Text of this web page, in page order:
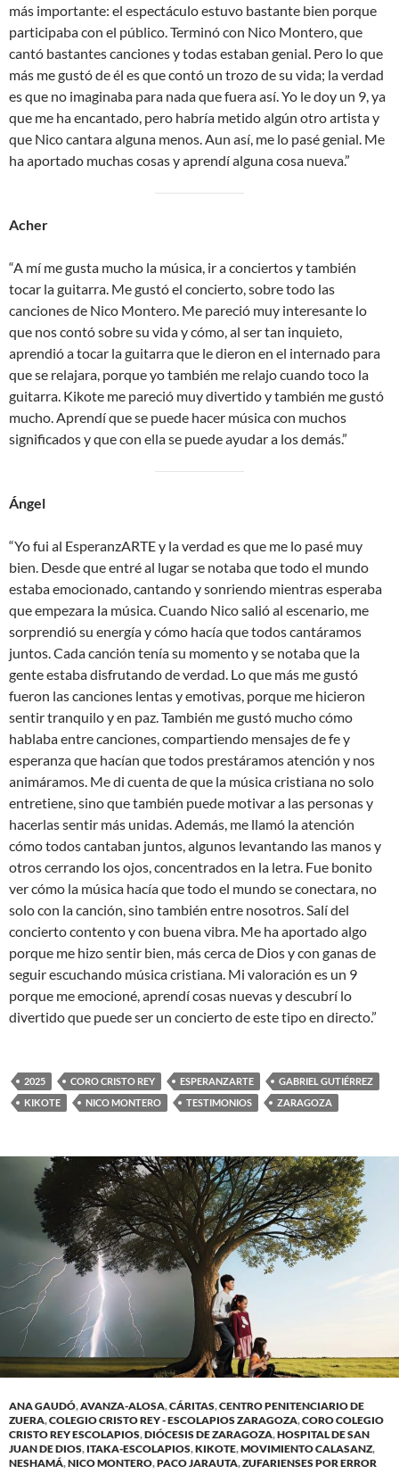
más importante: el espectáculo estuvo bastante bien porque
participaba con el público. Terminó con Nico Montero, que
cantó bastantes canciones y todas estaban genial. Pero lo que
más me gustó de él es que contó un trozo de su vida; la verdad
es que no imaginaba para nada que fuera así. Yo le doy un 9, ya
que me ha encantado, pero habría metido algún otro artista y
que Nico cantara alguna menos. Aun así, me lo pasé genial. Me
ha aportado muchas cosas y aprendí alguna cosa nueva.”
Acher
“A mí me gusta mucho la música, ir a conciertos y también
tocar la guitarra. Me gustó el concierto, sobre todo las
canciones de Nico Montero. Me pareció muy interesante lo
que nos contó sobre su vida y cómo, al ser tan inquieto,
aprendió a tocar la guitarra que le dieron en el internado para
que se relajara, porque yo también me relajo cuando toco la
guitarra. Kikote me pareció muy divertido y también me gustó
mucho. Aprendí que se puede hacer música con muchos
significados y que con ella se puede ayudar a los demás.”
Ángel
“Yo fui al EsperanzARTE y la verdad es que me lo pasé muy
bien. Desde que entré al lugar se notaba que todo el mundo
estaba emocionado, cantando y sonriendo mientras esperaba
que empezara la música. Cuando Nico salió al escenario, me
sorprendió su energía y cómo hacía que todos cantáramos
juntos. Cada canción tenía su momento y se notaba que la
gente estaba disfrutando de verdad. Lo que más me gustó
fueron las canciones lentas y emotivas, porque me hicieron
sentir tranquilo y en paz. También me gustó mucho cómo
hablaba entre canciones, compartiendo mensajes de fe y
esperanza que hacían que todos prestáramos atención y nos
animáramos. Me di cuenta de que la música cristiana no solo
entretiene, sino que también puede motivar a las personas y
hacerlas sentir más unidas. Además, me llamó la atención
cómo todos cantaban juntos, algunos levantando las manos y
otros cerrando los ojos, concentrados en la letra. Fue bonito
ver cómo la música hacía que todo el mundo se conectara, no
solo con la canción, sino también entre nosotros. Salí del
concierto contento y con buena vibra. Me ha aportado algo
porque me hizo sentir bien, más cerca de Dios y con ganas de
seguir escuchando música cristiana. Mi valoración es un 9
porque me emocioné, aprendí cosas nuevas y descubrí lo
divertido que puede ser un concierto de este tipo en directo.”
2025 CORO CRISTO REY ESPERANZARTE
GABRIEL GUTIÉRREZ
KIKOTE
NICO MONTERO TESTIMONIOS ZARAGOZA
ANA GAUDÓ,AVANZA-ALOSA,CÁRITAS,CENTRO PENITENCIARIO DE
ZUERA,COLEGIO CRISTO REY - ESCOLAPIOS ZARAGOZA,CORO COLEGIO
CRISTO REY ESCOLAPIOS,DIÓCESIS DE ZARAGOZA,HOSPITAL DE SAN
JUAN DE DIOS, ITAKA-ESCOLAPIOS,KIKOTE,MOVIMIENTO CALASANZ,
NESHAMÁ,NICO MONTERO,PACO JARAUTA,ZUFARIENSES POR ERROR